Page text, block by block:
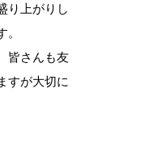
り上がりし
皆さんも友
すが大切に